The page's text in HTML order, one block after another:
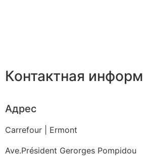
Контактная
Адрес
Carrefour | Ermont
Ave.Président Gerorges Pompidou